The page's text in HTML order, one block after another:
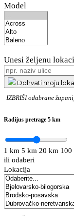
Model
Unesi željenu
Dohvati moju
IZBRIŠIodabrane
Radijus pretrage 5 km
1 km 5 km 20 km 100
ili odaberi
Lokacija